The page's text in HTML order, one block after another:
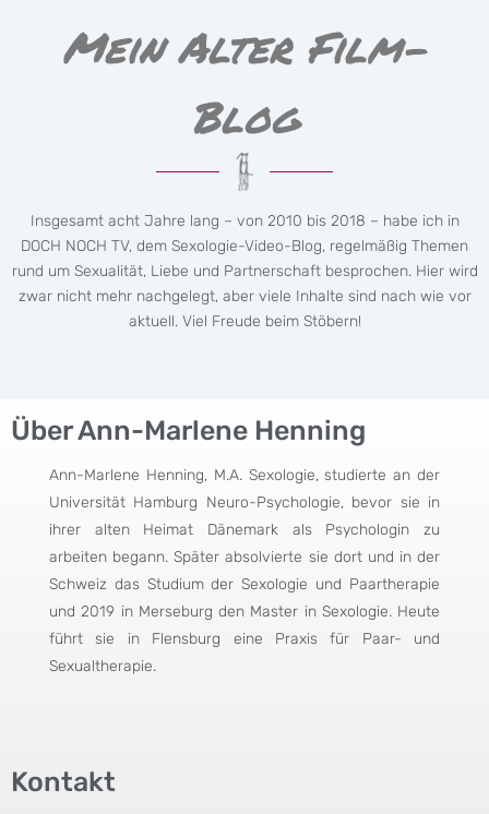
Mein Alter Film-
Blog
Insgesamt acht Jahre lang – von 2010 bis 2018 – habe ich in
DOCH NOCH TV, dem Sexologie-Video-Blog, regelmäßig Themen
rund um Sexualität, Liebe und Partnerschaft besprochen. Hier wird
zwar nicht mehr nachgelegt, aber viele Inhalte sind nach wie vor
aktuell. Viel Freude beim Stöbern!
Über Ann-Marlene Henning
Ann-Marlene Henning, M.A. Sexologie, studierte an der
Universität Hamburg Neuro-Psychologie, bevor sie in
ihrer alten Heimat Dänemark als Psychologin zu
arbeiten begann. Später absolvierte sie dort und in der
Schweiz das Studium der Sexologie und Paartherapie
und 2019 in Merseburg den Master in Sexologie. Heute
führt sie in Flensburg eine Praxis für Paar- und
Sexualtherapie.
Kontakt